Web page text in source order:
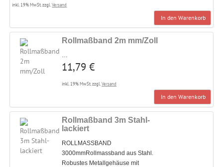
inkl. 19% MwSt. zzgl.Versand
In den Warenkorb
Rollmaßband 2m mm/Zoll
…
11,79 €
inkl. 19% MwSt. zzgl.Versand
In den Warenkorb
Rollmaßband 3m Stahl-
lackiert
ROLLMASSBAND
3000mmRollmassband aus Stahl.
Robustes Metallgehäuse mit